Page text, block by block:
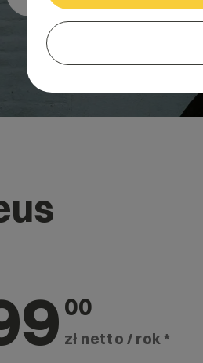
00
zł netto / rok *